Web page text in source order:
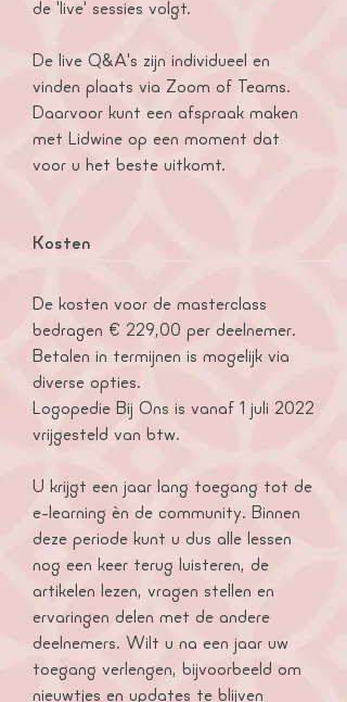
de 'live' sessies volgt.
De live Q&A's zijn individueel en
vinden plaats via Zoom of Teams.
Daarvoor kunt een afspraak maken
met Lidwine op een moment dat
voor u het beste uitkomt.
Kosten
De kosten voor de masterclass
bedragen € 229,00 per deelnemer.
Betalen in termijnen is mogelijk via
diverse opties.
Logopedie Bij Ons is vanaf 1 juli 2022
vrijgesteld van btw.
U krijgt een jaar lang toegang tot de
e-learning èn de community. Binnen
deze periode kunt u dus alle lessen
nog een keer terug luisteren, de
artikelen lezen, vragen stellen en
ervaringen delen met de andere
deelnemers. Wilt u na een jaar uw
toegang verlengen, bijvoorbeeld om
nieuwtjes en updates te blijven